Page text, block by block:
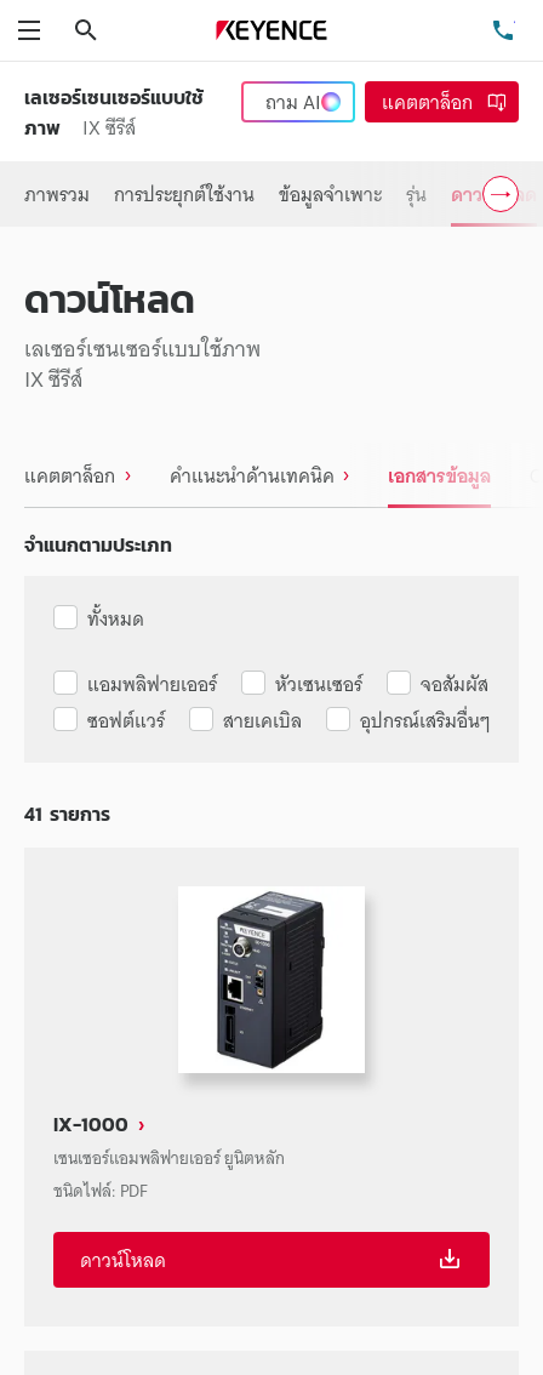
เลเซอร์เซนเซอร์แบบใช้
ภาพ
IX ซีรีส์
ถามAI แคตตาล็อก
ภาพรวม การประยุกต์ใช้งาน ข้อมูลจำเพาะ รุ่น ดาวน์โหลด
ดาวน์โหลด
เลเซอร์เซนเซอร์แบบใช้ภาพ
IX ซีรีส์
แคตตาล็อก คำแนะนำด้านเทคนิค เอกสารข้อมูล
จำแนกตามประเภท
ทั้งหมด
แอมพลิฟายเออร์
หัวเซนเซอร์
จอสัมผัส
ซอฟต์แวร์
สายเคเบิล อุปกรณ์เสริมอื่นๆ
41 รายการ
IX-1000
เซนเซอร์แอมพลิฟายเออร์ ยูนิตหลัก
ชนิดไฟล์: PDF
ดาวน์โหลด